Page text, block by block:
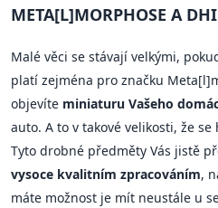
META[L]MORPHOSE A
Malé věci se stávají velkými,
platí zejména pro značku
objevíte miniaturu Vašeho
auto. A to v takové velikosti, že se
Tyto drobné předměty Vás jistě
vysoce kvalitním zpracováním,
máte možnost je mít neustále u